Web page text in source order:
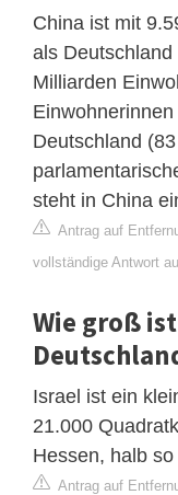
China ist mit
als Deutschland
Milliarden
Deutschland
steht in China
Antrag auf
vollständige Antwort
Wie groß
Israel ist ein
21.000
Hessen, halb
Antrag auf